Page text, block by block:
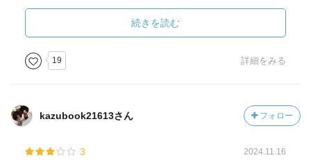
４ 最後に、私の感想です。
①私は、阪神大震災発生時に車で早出出勤の途上でした。
車体が大きく揺れ、追突されたと思うほどの衝撃だったと
今でも忘れません。その後、神戸周辺の悲惨な映像を見
本をよんだり、防災品棚卸しをしています。
②日本列島周辺では、マグニチュード２以上の地震が１日
かは、予測不可能です。しかし、必ず発生します。個人・
続きを読む
19 詳細をみる
kazubook21613さん フォロー
3 2024.11.16